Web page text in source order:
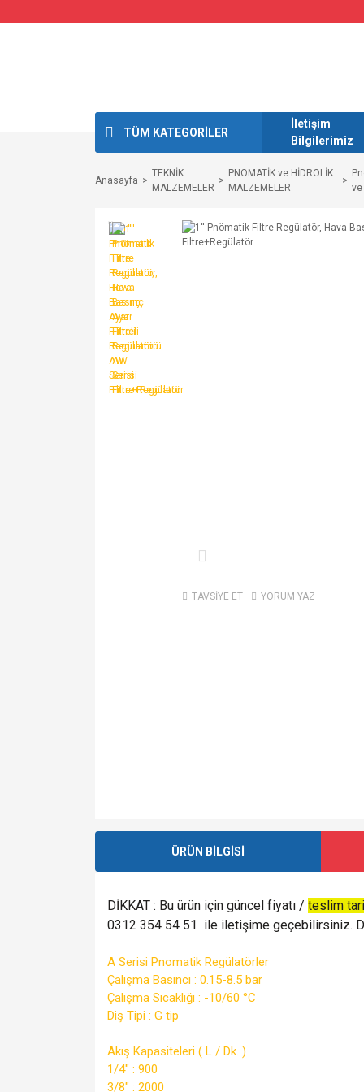
TÜM KATEGORİLER
İletişim
Bilgilerimiz
Anasayfa
TEKNİK
MALZEMELER
PNOMATİK ve HİDROLİK
MALZEMELER
TAVSİYE ET YORUM YAZ
ÜRÜN BİLGİSİ
DİKKAT : Bu ürün için güncel fiyatı / teslim
0312 354 54 51 ile iletişime geçebilirsiniz.
A Serisi Pnomatik Regülatörler
Çalışma Basıncı : 0.15-8.5 bar
Çalışma Sıcaklığı : -10/60 °C
Diş Tipi : G tip
Akış Kapasiteleri ( L / Dk. )
1/4" : 900
3/8" : 2000